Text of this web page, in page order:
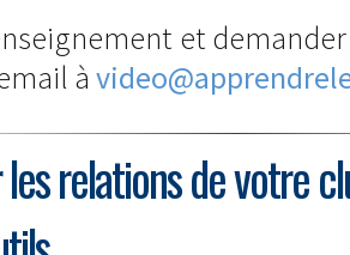
et
à
relations de votre